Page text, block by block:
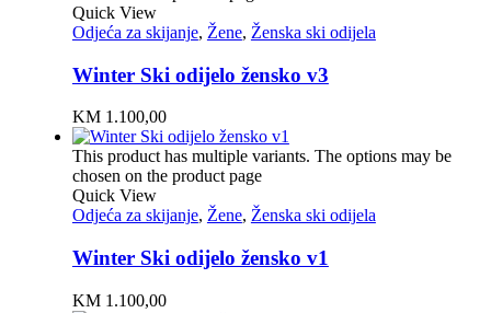
Quick View
Odjeća za skijanje, Žene, Ženska ski odijela
Winter Ski odijelo žensko v3
KM1.100,00
This product has multiple variants. The options may be
chosen on the product page
Quick View
Odjeća za skijanje, Žene, Ženska ski odijela
Winter Ski odijelo žensko v1
KM1.100,00